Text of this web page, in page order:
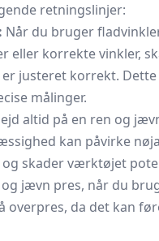
retningslinjer:
Når du bruger
eller korrekte vinkler,
justeret korrekt.
målinger.
altid på en ren og
kan påvirke
skader værktøjet
jævn pres, når du
overpres, da det kan